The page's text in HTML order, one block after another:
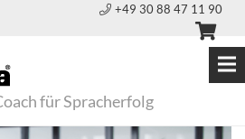
+49 30 88 47 11 90
für Spracherfolg